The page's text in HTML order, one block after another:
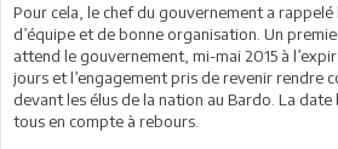
Pour cela, le chef du gouvernement a
d’équipe et de bonne organisation. Un
attend le gouvernement, mi-mai 2015 à
jours et l’engagement pris de revenir rendre
devant les élus de la nation au Bardo. La
tous en compte à rebours.